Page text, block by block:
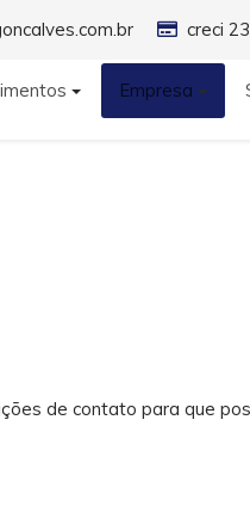
creci
Empresa
de contato para que